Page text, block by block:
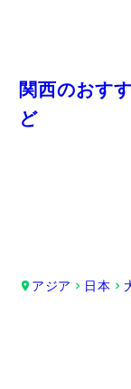
関西のおす
ど
アジア 日本